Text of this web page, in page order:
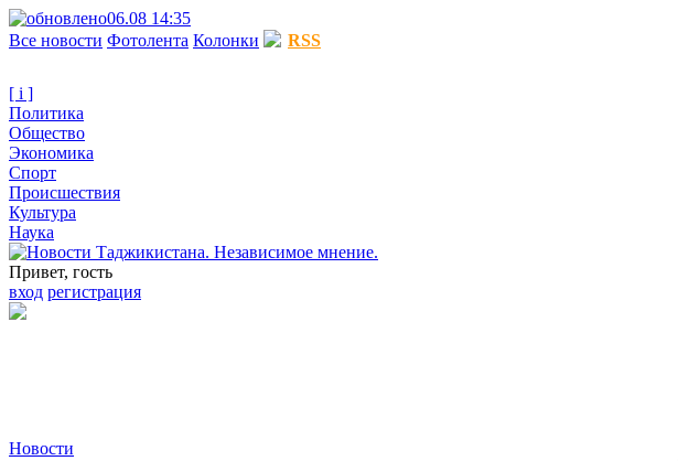
06.08 14:35
Все новости Фотолента Колонки RSS
[ i ]
Политика
Общество
Экономика
Спорт
Происшествия
Культура
Наука
Привет, гость
вход регистрация
Новости